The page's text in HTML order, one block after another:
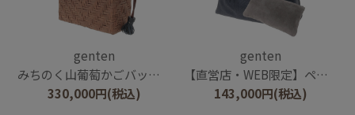
genten
みちのく山葡萄かごバッグ 2026
330,000円(税込)
genten
【直営店・WEB限定】ペッレテッシル トートバッグ
143,000円(税込)